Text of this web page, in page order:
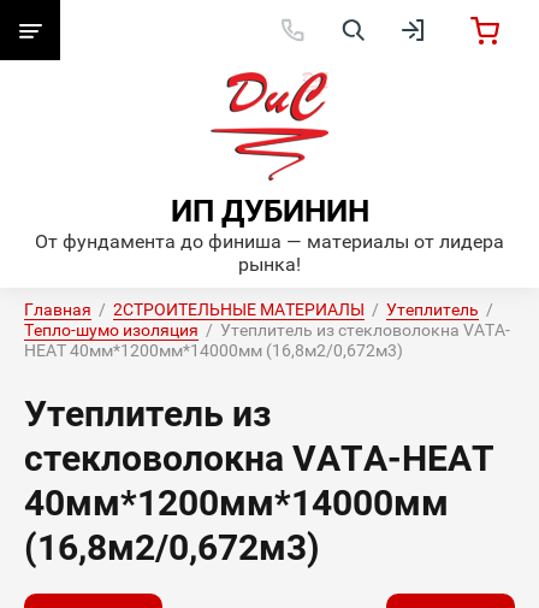
ИП ДУБИНИН
От фундамента до финиша — материалы от лидера
рынка!
Главная
  /
2СТРОИТЕЛЬНЫЕ МАТЕРИАЛЫ
  /
Утеплитель
Тепло-шумо изоляция
  /  Утеплитель из стекловолокна VATA-
HEAT 40мм*1200мм*14000мм (16,8м2/0,672м3)
Утеплитель из
стекловолокна VATA-HEAT
40мм*1200мм*14000мм
(16,8м2/0,672м3)